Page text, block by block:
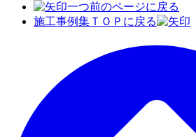
一つ前のページに戻る
施工事例集ＴＯＰに戻る